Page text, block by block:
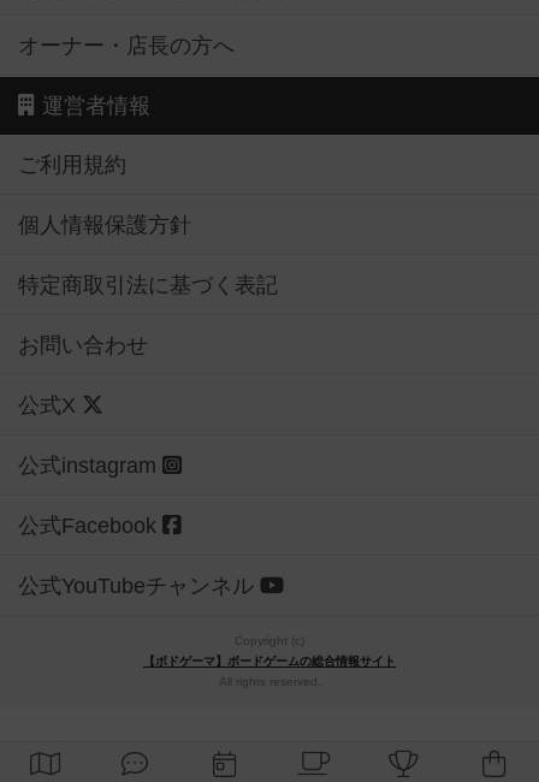
オーナー・店長の方へ
運営者情報
ご利用規約
個人情報保護方針
特定商取引法に基づく表記
お問い合わせ
公式X
公式instagram
公式Facebook
公式YouTubeチャンネル
Copyright (c)
【ボドゲーマ】ボードゲームの総合情報サイト
All rights reserved.